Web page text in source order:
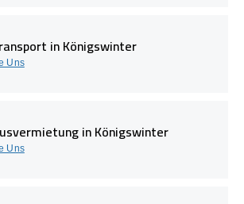
in Königswinter
Uns
in Königswinter
Uns